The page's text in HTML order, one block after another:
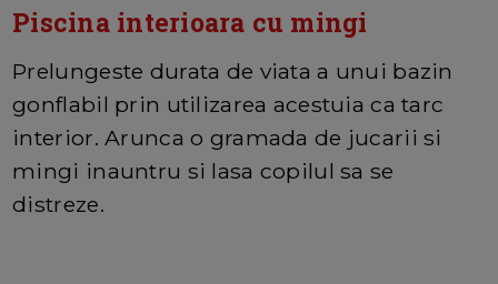
Piscina interioara cu mingi
Prelungeste durata de viata a unui bazin
gonflabil prin utilizarea acestuia ca tarc
interior. Arunca o gramada de jucarii si
mingi inauntru si lasa copilul sa se
distreze.